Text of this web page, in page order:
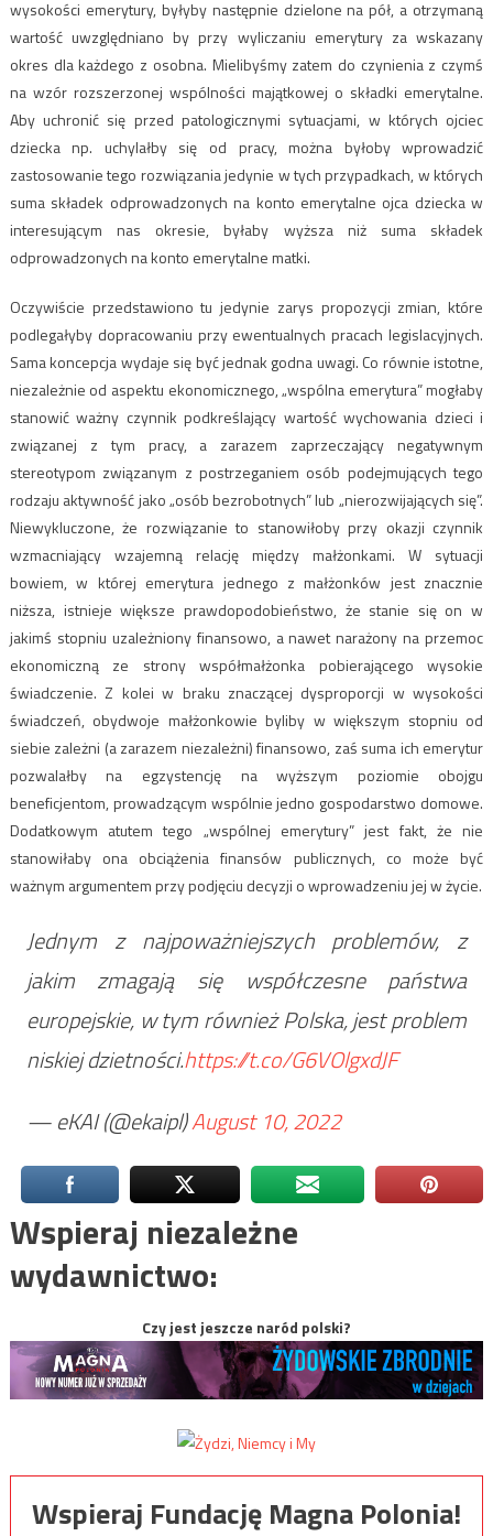
wysokości emerytury, byłyby następnie dzielone na pół, a otrzymaną
wartość uwzględniano by przy wyliczaniu emerytury za wskazany
okres dla każdego z osobna. Mielibyśmy zatem do czynienia z czymś
na wzór rozszerzonej wspólności majątkowej o składki emerytalne.
Aby uchronić się przed patologicznymi sytuacjami, w których ojciec
dziecka np. uchylałby się od pracy, można byłoby wprowadzić
zastosowanie tego rozwiązania jedynie w tych przypadkach, w których
suma składek odprowadzonych na konto emerytalne ojca dziecka w
interesującym nas okresie, byłaby wyższa niż suma składek
odprowadzonych na konto emerytalne matki.
Oczywiście przedstawiono tu jedynie zarys propozycji zmian, które
podlegałyby dopracowaniu przy ewentualnych pracach legislacyjnych.
Sama koncepcja wydaje się być jednak godna uwagi. Co równie istotne,
niezależnie od aspektu ekonomicznego, „wspólna emerytura” mogłaby
stanowić ważny czynnik podkreślający wartość wychowania dzieci i
związanej z tym pracy, a zarazem zaprzeczający negatywnym
stereotypom związanym z postrzeganiem osób podejmujących tego
rodzaju aktywność jako „osób bezrobotnych” lub „nierozwijających się”.
Niewykluczone, że rozwiązanie to stanowiłoby przy okazji czynnik
wzmacniający wzajemną relację między małżonkami. W sytuacji
bowiem, w której emerytura jednego z małżonków jest znacznie
niższa, istnieje większe prawdopodobieństwo, że stanie się on w
jakimś stopniu uzależniony finansowo, a nawet narażony na przemoc
ekonomiczną ze strony współmałżonka pobierającego wysokie
świadczenie. Z kolei w braku znaczącej dysproporcji w wysokości
świadczeń, obydwoje małżonkowie byliby w większym stopniu od
siebie zależni (a zarazem niezależni) finansowo, zaś suma ich emerytur
pozwalałby na egzystencję na wyższym poziomie obojgu
beneficjentom, prowadzącym wspólnie jedno gospodarstwo domowe.
Dodatkowym atutem tego „wspólnej emerytury” jest fakt, że nie
stanowiłaby ona obciążenia finansów publicznych, co może być
ważnym argumentem przy podjęciu decyzji o wprowadzeniu jej w życie.
Jednym z najpoważniejszych problemów, z
jakim zmagają się współczesne państwa
europejskie, w tym również Polska, jest problem
niskiej dzietności.https://t.co/G6VOlgxdJF
— eKAI (@ekaipl)August 10, 2022
Wspieraj niezależne
wydawnictwo:
Czy jest jeszcze naród polski?
Wspieraj Fundację Magna Polonia!